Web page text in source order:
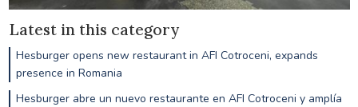
Latest in this category
Hesburger opens new restaurant in AFI Cotroceni, expands
presence in Romania
Hesburger abre un nuevo restaurante en AFI Cotroceni y amplía